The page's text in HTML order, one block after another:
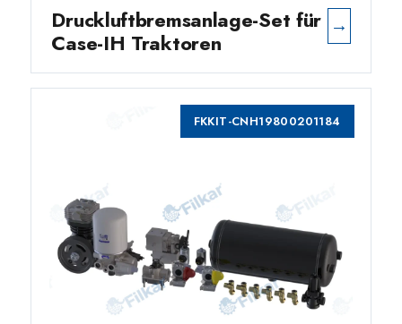
Druckluftbremsanlage-Set für
Case-IH Traktoren
→
FKKIT-CNH19800201184